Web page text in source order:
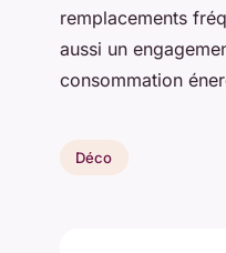
remplacements
aussi un
consommation
Déco